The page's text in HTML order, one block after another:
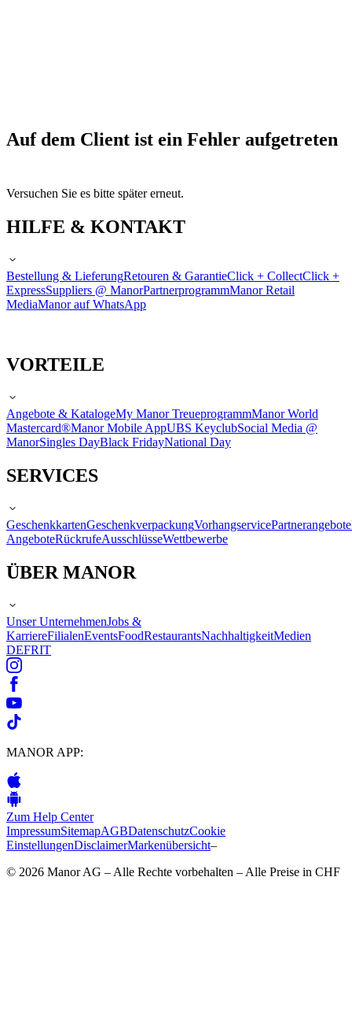
Auf dem Client ist ein Fehler aufgetreten
Versuchen Sie es bitte später erneut.
HILFE & KONTAKT
Bestellung & LieferungRetouren & GarantieClick + CollectClick +
ExpressSuppliers @ ManorPartnerprogrammManor Retail
MediaManor auf WhatsApp
VORTEILE
Angebote & KatalogeMy Manor TreueprogrammManor World
Mastercard®Manor Mobile AppUBS KeyclubSocial Media @
ManorSingles DayBlack FridayNational Day
SERVICES
GeschenkkartenGeschenkverpackungVorhangservicePartnerangebote
AngeboteRückrufeAusschlüsseWettbewerbe
ÜBER MANOR
Unser UnternehmenJobs &
KarriereFilialenEventsFoodRestaurantsNachhaltigkeitMedien
DEFRIT
MANOR APP:
Zum Help Center
ImpressumSitemapAGBDatenschutzCookie
EinstellungenDisclaimerMarkenübersicht–
© 2026 Manor AG – Alle Rechte vorbehalten – Alle Preise in CHF